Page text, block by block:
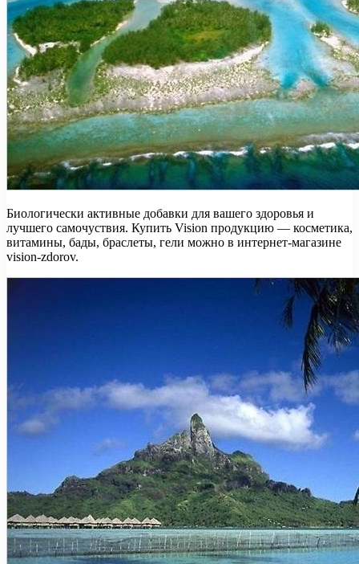
Биологически активные добавки для вашего здоровья и
лучшего самочуствия. Купить Vision продукцию — косметика,
витамины, бады, браслеты, гели можно в интернет-магазине
vision-zdorov.